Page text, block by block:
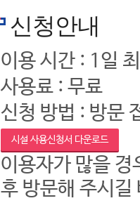
신청안내
이용 시간 : 1일
사용료 : 무료
신청 방법 : 방문
시설 사용신청서 다운로드
이용자가 많을 경
후 방문해 주시길